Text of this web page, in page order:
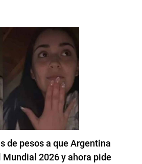
de pesos a que Argentina
2026 y ahora pide